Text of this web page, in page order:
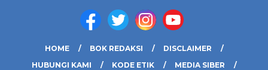
HOME BOK REDAKSI
DISCLAIMER
HUBUNGI KAMI
KODE ETIK
MEDIA SIBER